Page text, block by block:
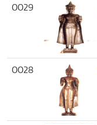
0029
0028